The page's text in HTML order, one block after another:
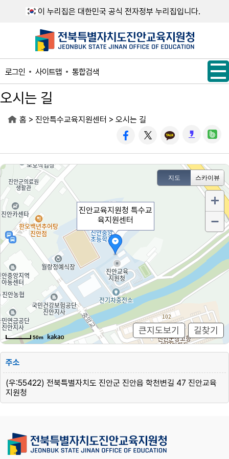
이 누리집은 대한민국 공식 전자정부 누리집입니다.
로그인 사이트맵 통합검색
오시는 길
홈 > 진안특수교육지원센터 > 오시는 길
큰지도보기 길찾기
주소
(우:55422) 전북특별자치도 진안군 진안읍 학천변길 47 진안교육
지원청